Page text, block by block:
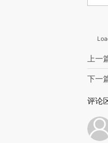
上一
下一
评论